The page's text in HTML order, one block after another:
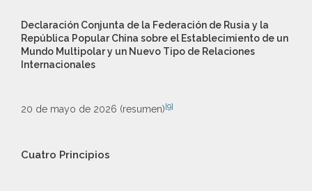
Declaración Conjunta de la Federación de Rusia y la
República Popular China sobre el Establecimiento de un
Mundo Multipolar y un Nuevo Tipo de Relaciones
Internacionales
20 de mayo de 2026 (resumen)[9]
Cuatro Principios